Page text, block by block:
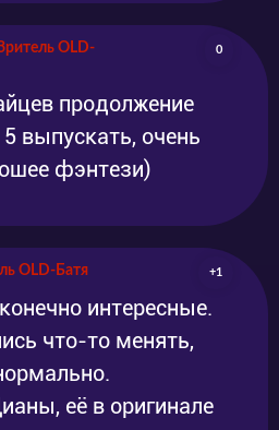
OLD-
0
продолжение
5 выпускать, очень
фэнтези)
OLD-Батя +1
интересные.
что-то менять,
её в оригинале